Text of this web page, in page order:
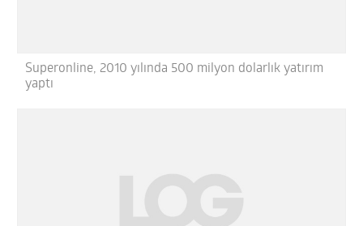
Superonline, 2010 yılında 500 milyon dolarlık yatırım
yaptı